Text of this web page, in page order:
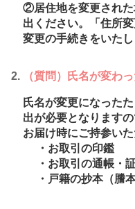
②居住地を変更された
出ください。「住所
変更の手続きをいたし
（質問）氏名が変わ
氏名が変更になった
出が必要となります
お届け時にご持参い
・お取引の印鑑
・お取引の通帳・
・戸籍の抄本（謄本